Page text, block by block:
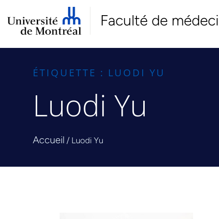
Faculté de
ÉTIQUETTE : LUODI YU
Luodi Yu
Accueil / Luodi Yu